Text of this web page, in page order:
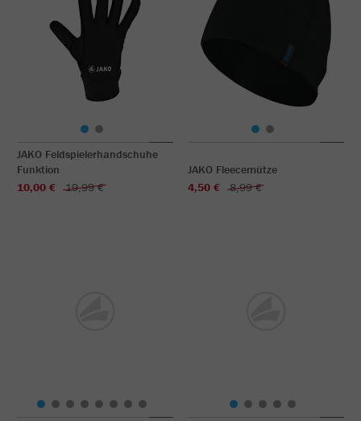
JAKO Feldspielerhandschuhe
Funktion
10,00 €
19,99 €
JAKO Fleecemütze
4,50 €
8,99 €